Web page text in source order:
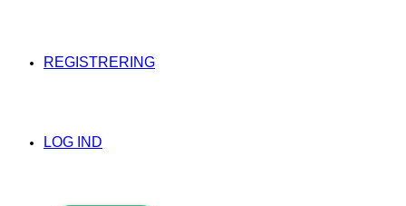
REGISTRERING
LOG IND